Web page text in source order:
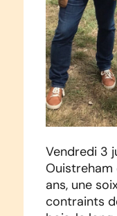
Vendredi 3
Ouistreham
ans, une
contraints